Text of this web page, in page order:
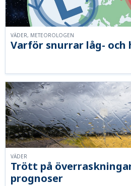
Varför snurrar låg- och
VÄDER, METEOROLOGEN
Trött på
prognoser
VÄDER